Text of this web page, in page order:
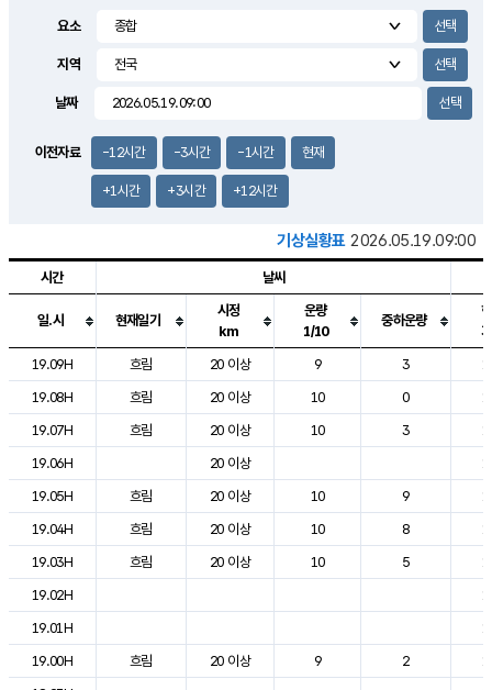
3.4m/s
요소
지역
날짜
이전자료 -12시간 -3시간 -1시간 현재
+1시간 +3시간 +12시간
기상실황표 2026.05.19.09:00
도시별 기상실황표로 지점, 날씨, 기온, 강수, 바람, 기압등을 안내한 표입
시간 날씨
일.시 현재일기
시정
km
운량
1/10
중하운량
19.09H
흐림 20 이상 9 3
19.08H
흐림 20 이상 10 0
19.07H
흐림 20 이상 10 3
19.06H
20 이상
19.05H
흐림 20 이상 10 9
19.04H
흐림 20 이상 10 8
19.03H
흐림 20 이상 10 5
19.02H
19.01H
19.00H
흐림 20 이상 9 2